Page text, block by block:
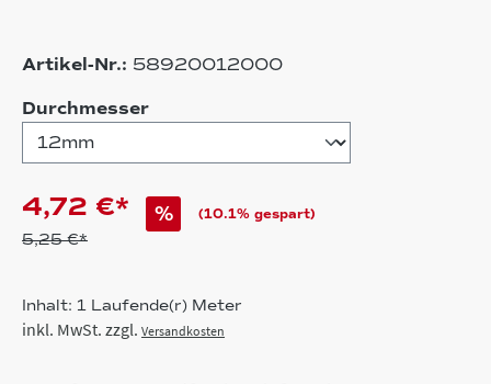
Artikel-Nr.: 58920012000
Durchmesserauswählen
4,72 €*
5,25 €*
% (10.1% gespart)
Inhalt: 1 Laufende(r) Meter
inkl. MwSt. zzgl. Versandkosten